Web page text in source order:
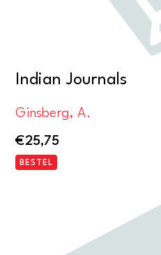
Indian Journals
Ginsberg, A.
€25,75
BESTEL